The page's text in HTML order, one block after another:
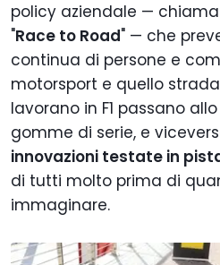
policy aziendale —
"Race to Road" — che
continua di persone e
motorsport e quello
lavorano in F1 passano
gomme di serie, e
innovazioni testate in
di tutti molto prima di
immaginare.